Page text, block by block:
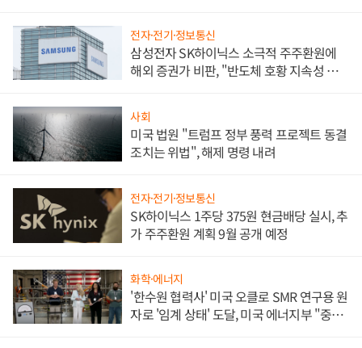
전자·전기·정보통신
삼성전자 SK하이닉스 소극적 주주환원에
해외 증권가 비판, "반도체 호황 지속성 의
사회
미국 법원 "트럼프 정부 풍력 프로젝트 동결
조치는 위법", 해제 명령 내려
전자·전기·정보통신
SK하이닉스 1주당 375원 현금배당 실시, 추
가 주주환원 계획 9월 공개 예정
화학·에너지
'한수원 협력사' 미국 오클로 SMR 연구용 원
자로 '임계 상태' 도달, 미국 에너지부 "중요